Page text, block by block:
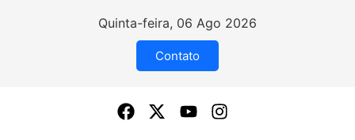
Quinta-feira, 06 Ago 2026
Contato